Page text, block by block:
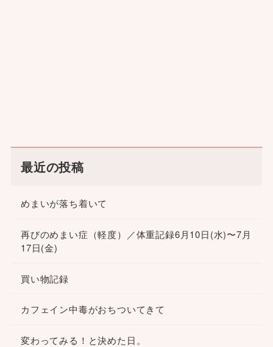
最近の投稿
めまいが落ち着いて
再びのめまい症（軽度）／体重記録6月10日(水)〜7月
17日(金)
買い物記録
カフェイン中毒がおちついてきて
変わってみる！と決めた日。